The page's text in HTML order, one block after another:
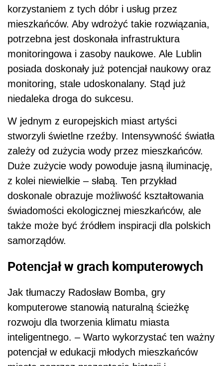
korzystaniem z tych dóbr i usług przez
mieszkańców. Aby wdrożyć takie rozwiązania,
potrzebna jest doskonała infrastruktura
monitoringowa i zasoby naukowe. Ale Lublin
posiada doskonały już potencjał naukowy oraz
monitoring, stale udoskonalany. Stąd już
niedaleka droga do sukcesu.
W jednym z europejskich miast artyści
stworzyli świetlne rzeźby. Intensywność światła
zależy od zużycia wody przez mieszkańców.
Duże zużycie wody powoduje jasną iluminację,
z kolei niewielkie – słabą. Ten przykład
doskonale obrazuje możliwość kształtowania
świadomości ekologicznej mieszkańców, ale
także może być źródłem inspiracji dla polskich
samorządów.
Potencjał w grach komputerowych
Jak tłumaczy Radosław Bomba, gry
komputerowe stanowią naturalną ścieżkę
rozwoju dla tworzenia klimatu miasta
inteligentnego. – Warto wykorzystać ten ważny
potencjał w edukacji młodych mieszkańców